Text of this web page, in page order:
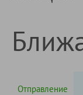
Отправление